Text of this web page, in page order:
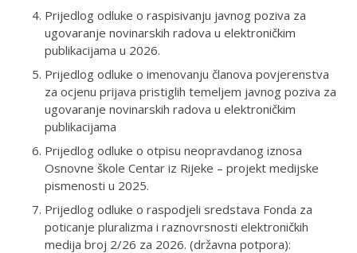
Prijedlog odluke o raspisivanju javnog poziva za
ugovaranje novinarskih radova u elektroničkim
publikacijama u 2026.
Prijedlog odluke o imenovanju članova povjerenstva
za ocjenu prijava pristiglih temeljem javnog poziva za
ugovaranje novinarskih radova u elektroničkim
publikacijama
Prijedlog odluke o otpisu neopravdanog iznosa
Osnovne škole Centar iz Rijeke – projekt medijske
pismenosti u 2025.
Prijedlog odluke o raspodjeli sredstava Fonda za
poticanje pluralizma i raznovrsnosti elektroničkih
medija broj 2/26 za 2026. (državna potpora):